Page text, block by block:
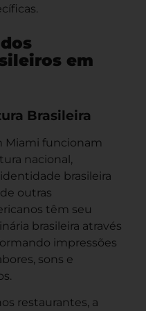
em
Brasileira
Miami funcionam
nacional,
brasileira
outras
têm seu
brasileira através
impressões
sons e
restaurantes, a